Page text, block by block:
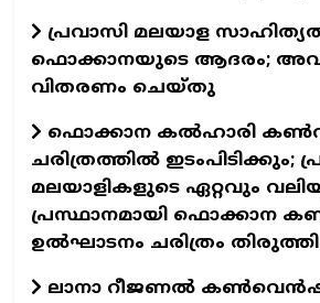
പ്രവാസി മലയാള
ഫൊക്കാനയുടെ ആദരം;
വിതരണം ചെയ്തു
ഫൊക്കാന കൽഹാരി
ചരിത്രത്തിൽ ഇടംപിടിക്കും;
മലയാളികളുടെ ഏറ്റവും
പ്രസ്ഥാനമായി ഫൊക്കാന
ഉൽഘാടനം ചരിത്രം തിരുത്തി
ലാനാ റീജണല്‍